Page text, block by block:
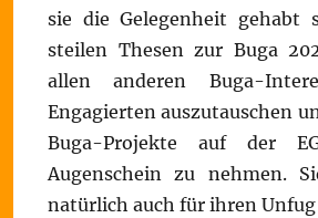
sie die Gelegenheit gehabt
steilen Thesen zur Buga
allen anderen Buga-
Engagierten auszutauschen
Buga-Projekte auf der
Augenschein zu nehmen.
natürlich auch für ihren